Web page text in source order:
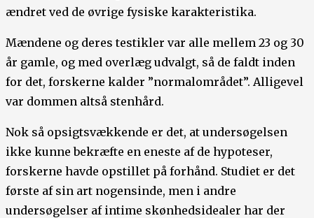
ændret ved de øvrige fysiske karakteristika.
Mændene og deres testikler var alle mellem 23 og 30
år gamle, og med overlæg udvalgt, så de faldt inden
for det, forskerne kalder ”normalområdet”. Alligevel
var dommen altså stenhård.
Nok så opsigtsvækkende er det, at undersøgelsen
ikke kunne bekræfte en eneste af de hypoteser,
forskerne havde opstillet på forhånd. Studiet er det
første af sin art nogensinde, men i andre
undersøgelser af intime skønhedsidealer har der